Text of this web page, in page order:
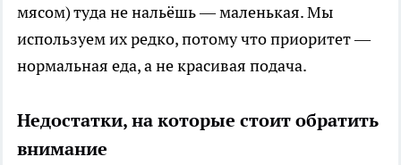
мясом) туда не нальёшь — маленькая. Мы
используем их редко, потому что приоритет —
нормальная еда, а не красивая подача.
Недостатки, на которые стоит обратить
внимание